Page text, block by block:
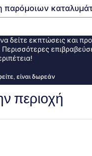
παρόμοιων
δείτε εκπτώσεις και
είναι δωρεάν
περιοχή